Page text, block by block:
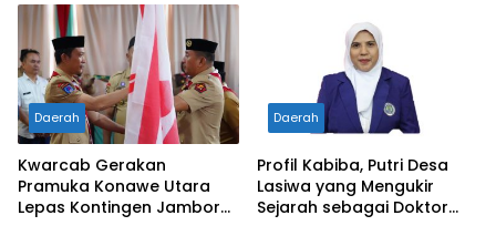
Daerah
Kwarcab Gerakan
Pramuka Konawe Utara
Lepas Kontingen Jambore
Daerah
Profil Kabiba, Putri Desa
Lasiwa yang Mengukir
Sejarah sebagai Doktor